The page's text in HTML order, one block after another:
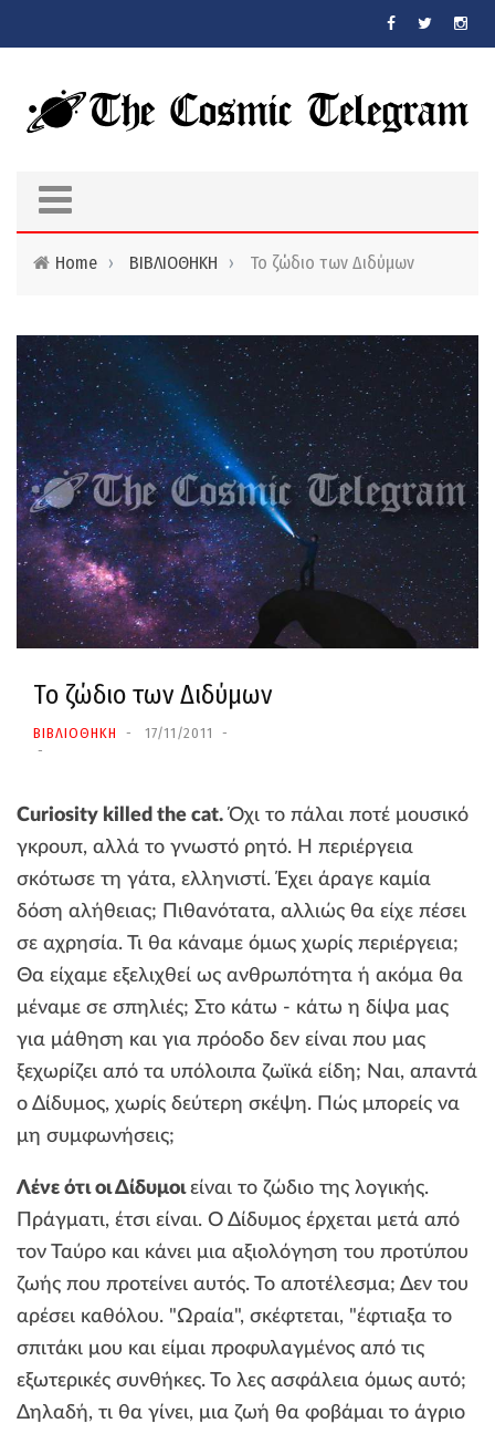
Home › ΒΙΒΛΙΟΘΗΚΗ › Το ζώδιο των Διδύμων
Το ζώδιο των Διδύμων
ΒΙΒΛΙΟΘΗΚΗ 17/11/2011
Curiosity killed the cat. Όχι το πάλαι ποτέ μουσικό
γκρουπ, αλλά το γνωστό ρητό. Η περιέργεια
σκότωσε τη γάτα, ελληνιστί. Έχει άραγε καμία
δόση αλήθειας; Πιθανότατα, αλλιώς θα είχε πέσει
σε αχρησία. Τι θα κάναμε όμως χωρίς περιέργεια;
Θα είχαμε εξελιχθεί ως ανθρωπότητα ή ακόμα θα
μέναμε σε σπηλιές; Στο κάτω - κάτω η δίψα μας
για μάθηση και για πρόοδο δεν είναι που μας
ξεχωρίζει από τα υπόλοιπα ζωϊκά είδη; Ναι, απαντά
ο Δίδυμος, χωρίς δεύτερη σκέψη. Πώς μπορείς να
μη συμφωνήσεις;
Λένε ότι οι Δίδυμοιείναι το ζώδιο της λογικής.
Πράγματι, έτσι είναι. Ο Δίδυμος έρχεται μετά από
τον Ταύρο και κάνει μια αξιολόγηση του προτύπου
ζωής που προτείνει αυτός. Το αποτέλεσμα; Δεν του
αρέσει καθόλου. "Ωραία", σκέφτεται, "έφτιαξα το
σπιτάκι μου και είμαι προφυλαγμένος από τις
εξωτερικές συνθήκες. Το λες ασφάλεια όμως αυτό;
Δηλαδή, τι θα γίνει, μια ζωή θα φοβάμαι το άγριο